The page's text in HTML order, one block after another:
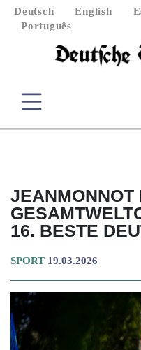
Deutsch English
Português
JEANMONNOT
16. BESTE
SPORT 19.03.2026